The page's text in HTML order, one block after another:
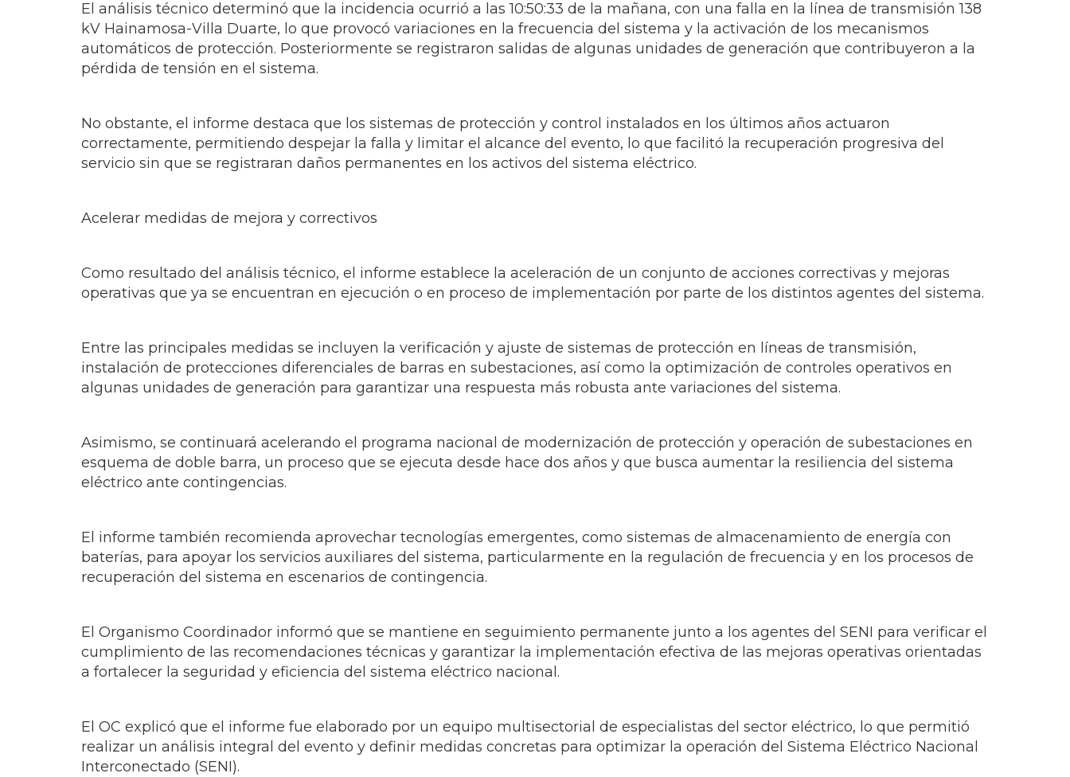
El análisis técnico determinó que la incidencia ocurrió a las 10:50:33 de la mañana, con una falla en la línea de transmisión 138
kV Hainamosa-Villa Duarte, lo que provocó variaciones en la frecuencia del sistema y la activación de los mecanismos
automáticos de protección. Posteriormente se registraron salidas de algunas unidades de generación que contribuyeron a la
pérdida de tensión en el sistema.
No obstante, el informe destaca que los sistemas de protección y control instalados en los últimos años actuaron
correctamente, permitiendo despejar la falla y limitar el alcance del evento, lo que facilitó la recuperación progresiva del
servicio sin que se registraran daños permanentes en los activos del sistema eléctrico.
Acelerar medidas de mejora y correctivos
Como resultado del análisis técnico, el informe establece la aceleración de un conjunto de acciones correctivas y mejoras
operativas que ya se encuentran en ejecución o en proceso de implementación por parte de los distintos agentes del sistema.
Entre las principales medidas se incluyen la verificación y ajuste de sistemas de protección en líneas de transmisión,
instalación de protecciones diferenciales de barras en subestaciones, así como la optimización de controles operativos en
algunas unidades de generación para garantizar una respuesta más robusta ante variaciones del sistema.
Asimismo, se continuará acelerando el programa nacional de modernización de protección y operación de subestaciones en
esquema de doble barra, un proceso que se ejecuta desde hace dos años y que busca aumentar la resiliencia del sistema
eléctrico ante contingencias.
El informe también recomienda aprovechar tecnologías emergentes, como sistemas de almacenamiento de energía con
baterías, para apoyar los servicios auxiliares del sistema, particularmente en la regulación de frecuencia y en los procesos de
recuperación del sistema en escenarios de contingencia.
El Organismo Coordinador informó que se mantiene en seguimiento permanente junto a los agentes del SENI para verificar el
cumplimiento de las recomendaciones técnicas y garantizar la implementación efectiva de las mejoras operativas orientadas
a fortalecer la seguridad y eficiencia del sistema eléctrico nacional.
El OC explicó que el informe fue elaborado por un equipo multisectorial de especialistas del sector eléctrico, lo que permitió
realizar un análisis integral del evento y definir medidas concretas para optimizar la operación del Sistema Eléctrico Nacional
Interconectado (SENI).